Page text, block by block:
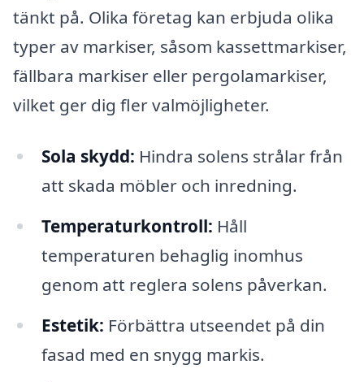
tänkt på. Olika företag kan erbjuda olika
typer av markiser, såsom kassettmarkiser,
fällbara markiser eller pergolamarkiser,
vilket ger dig fler valmöjligheter.
Sola skydd: Hindra solens strålar från
att skada möbler och inredning.
Temperaturkontroll: Håll
temperaturen behaglig inomhus
genom att reglera solens påverkan.
Estetik: Förbättra utseendet på din
fasad med en snygg markis.